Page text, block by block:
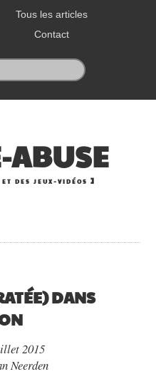
Tous les articles
Contact
ABUSE
des jeux-vidéos
DANS
2015
Neerden